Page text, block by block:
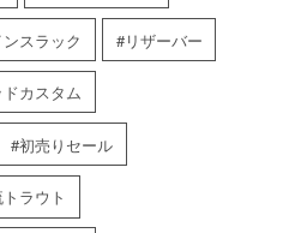
スラック リザーバー
ドカスタム
初売りセール
ラウト